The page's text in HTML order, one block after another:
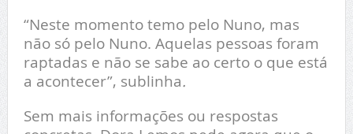
“Neste momento temo pelo Nuno, mas
não só pelo Nuno. Aquelas pessoas foram
raptadas e não se sabe ao certo o que está
a acontecer”, sublinha.
Sem mais informações ou respostas